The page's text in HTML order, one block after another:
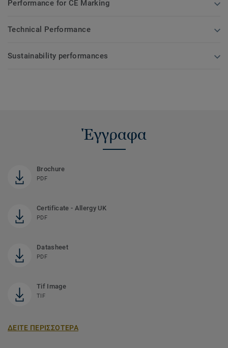
Performance for CE Marking
Technical Performance
Sustainability performances
Έγγραφα
Brochure
PDF
Certificate - Allergy UK
PDF
Datasheet
PDF
Tif Image
TIF
ΔΕΙΤΕ ΠΕΡΙΣΣΟΤΕΡΑ